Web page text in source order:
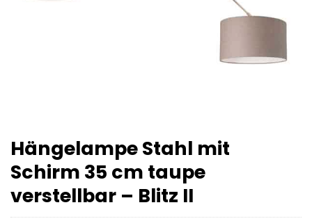
Hängelampe Stahl mit
Schirm 35 cm taupe
verstellbar – Blitz II